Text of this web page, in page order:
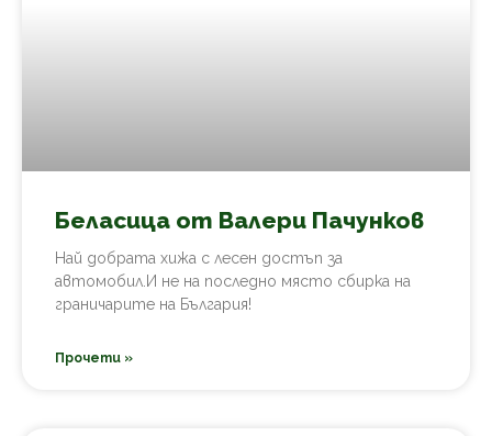
Беласица от Валери Пачунков
Най добрата хижа с лесен достъп за
автомобил.И не на последно място сбирка на
граничарите на България!
Прочети »